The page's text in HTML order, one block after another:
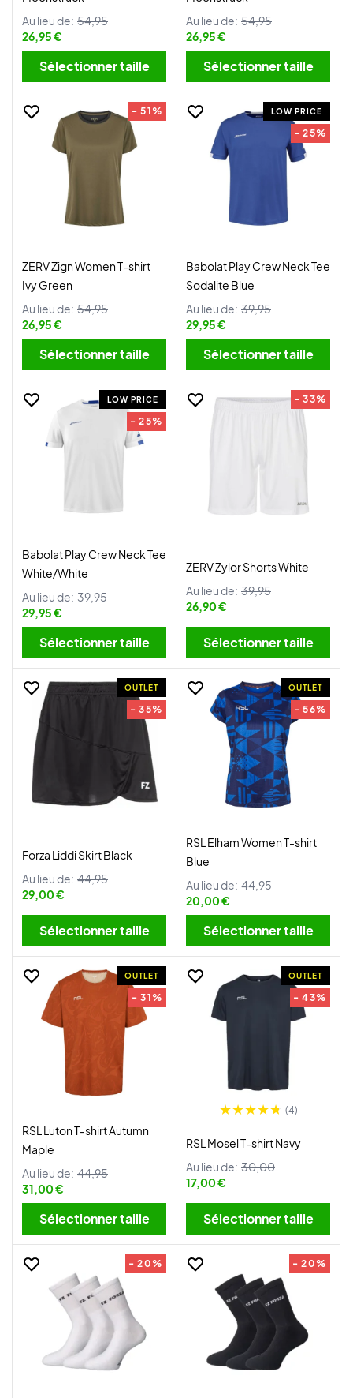
Au lieu de: 54,95
26,95 €
Sélectionner taille
Au lieu de: 54,95
26,95 €
Sélectionner taille
- 51%
ZERV Zign Women T-shirt
Ivy Green
Au lieu de: 54,95
26,95 €
Sélectionner taille
LOW PRICE
- 25%
Babolat Play Crew Neck Tee
Sodalite Blue
Au lieu de: 39,95
29,95 €
Sélectionner taille
LOW PRICE
- 25%
Babolat Play Crew Neck Tee
White/White
Au lieu de: 39,95
29,95 €
Sélectionner taille
- 33%
ZERV Zylor Shorts White
Au lieu de: 39,95
26,90 €
Sélectionner taille
OUTLET
- 35%
Forza Liddi Skirt Black
Au lieu de: 44,95
29,00 €
Sélectionner taille
OUTLET
- 56%
RSL Elham Women T-shirt
Blue
Au lieu de: 44,95
20,00 €
Sélectionner taille
OUTLET
- 31%
RSL Luton T-shirt Autumn
Maple
Au lieu de: 44,95
31,00 €
Sélectionner taille
OUTLET
- 43%
(4)
RSL Mosel T-shirt Navy
Au lieu de: 30,00
17,00 €
Sélectionner taille
- 20% - 20%